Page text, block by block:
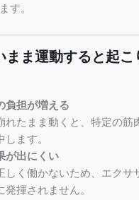
す。
まま運動すると起こ
負担が増える
たまま動くと、特定の筋
ます。
が出にくい
く働かないため、エクサ
発揮されません。